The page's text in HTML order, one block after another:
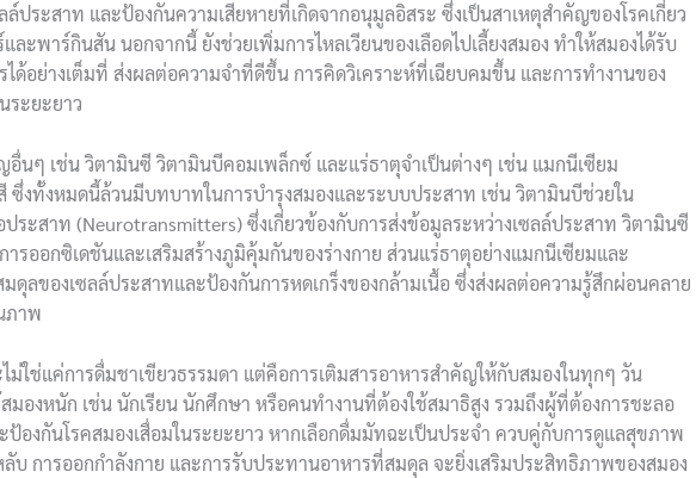
ล์ประสาท และป้องกันความเสียหายที่เกิดจากอนุมูลอิสระ ซึ่งเป็นสาเหตุสำคัญของโรคเกี่ยว
ละพาร์กินสัน นอกจากนี้ ยังช่วยเพิ่มการไหลเวียนของเลือดไปเลี้ยงสมอง ทำให้สมองได้รับ
ได้อย่างเต็มที่ ส่งผลต่อความจำที่ดีขึ้น การคิดวิเคราะห์ที่เฉียบคมขึ้น และการทำงานของ
ะยะยาว
นๆ เช่น วิตามินซี วิตามินบีคอมเพล็กซ์ และแร่ธาตุจำเป็นต่างๆ เช่น แมกนีเซียม
ซึ่งทั้งหมดนี้ล้วนมีบทบาทในการบำรุงสมองและระบบประสาท เช่น วิตามินบีช่วยใน
ประสาท (Neurotransmitters) ซึ่งเกี่ยวข้องกับการส่งข้อมูลระหว่างเซลล์ประสาท วิตามินซี
ารออกซิเดชันและเสริมสร้างภูมิคุ้มกันของร่างกาย ส่วนแร่ธาตุอย่างแมกนีเซียมและ
ดุลของเซลล์ประสาทและป้องกันการหดเกร็งของกล้ามเนื้อ ซึ่งส่งผลต่อความรู้สึกผ่อนคลาย
ภาพ
ม่ใช่แค่การดื่มชาเขียวธรรมดา แต่คือการเติมสารอาหารสำคัญให้กับสมองในทุกๆ วัน
มองหนัก เช่น นักเรียน นักศึกษา หรือคนทำงานที่ต้องใช้สมาธิสูง รวมถึงผู้ที่ต้องการชะลอ
ป้องกันโรคสมองเสื่อมในระยะยาว หากเลือกดื่มมัทฉะเป็นประจำ ควบคู่กับการดูแลสุขภาพ
บ การออกกำลังกาย และการรับประทานอาหารที่สมดุล จะยิ่งเสริมประสิทธิภาพของสมอง